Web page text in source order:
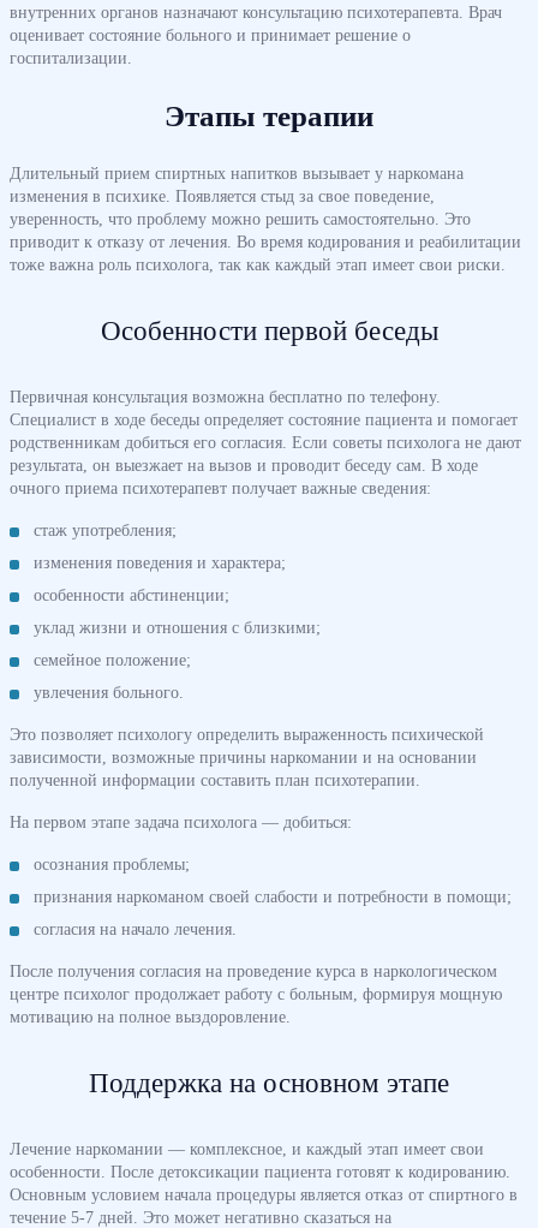
внутренних органов назначают консультацию психотерапевта. Врач
оценивает состояние больного и принимает решение о
госпитализации.
Этапы терапии
Длительный прием спиртных напитков вызывает у наркомана
изменения в психике. Появляется стыд за свое поведение,
уверенность, что проблему можно решить самостоятельно. Это
приводит к отказу от лечения. Во время кодирования и реабилитации
тоже важна роль психолога, так как каждый этап имеет свои риски.
Особенности первой беседы
Первичная консультация возможна бесплатно по телефону.
Специалист в ходе беседы определяет состояние пациента и помогает
родственникам добиться его согласия. Если советы психолога не дают
результата, он выезжает на вызов и проводит беседу сам. В ходе
очного приема психотерапевт получает важные сведения:
стаж употребления;
изменения поведения и характера;
особенности абстиненции;
уклад жизни и отношения с близкими;
семейное положение;
увлечения больного.
Это позволяет психологу определить выраженность психической
зависимости, возможные причины наркомании и на основании
полученной информации составить план психотерапии.
На первом этапе задача психолога — добиться:
осознания проблемы;
признания наркоманом своей слабости и потребности в помощи;
согласия на начало лечения.
После получения согласия на проведение курса в наркологическом
центре психолог продолжает работу с больным, формируя мощную
мотивацию на полное выздоровление.
Поддержка на основном этапе
Лечение наркомании — комплексное, и каждый этап имеет свои
особенности. После детоксикации пациента готовят к кодированию.
Основным условием начала процедуры является отказ от спиртного в
течение 5-7 дней. Это может негативно сказаться на